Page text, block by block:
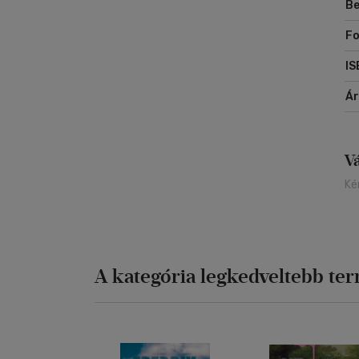
A kategória legkedveltebb